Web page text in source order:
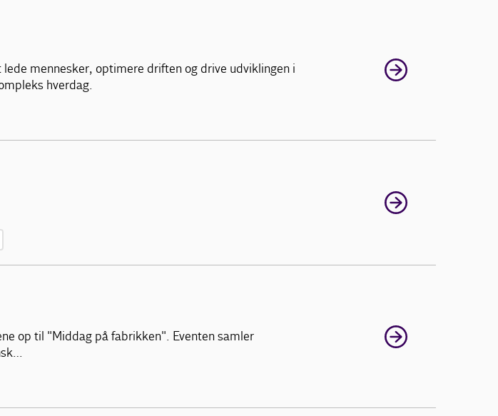
mennesker, optimere driften og drive udviklingen i
hverdag.
op til "Middag på fabrikken". Eventen samler